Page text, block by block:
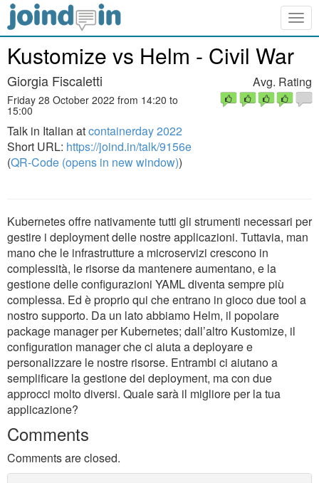
Kustomize vs Helm - Civil War
Giorgia Fiscaletti
Friday 28 October 2022 from 14:20 to
15:00
Talk in Italian atcontainerday 2022
Short URL: https://joind.in/talk/9156e
(QR-Code (opens in new window))
Avg. Rating
Kubernetes offre nativamente tutti gli strumenti necessari per
gestire i deployment delle nostre applicazioni. Tuttavia, man
mano che le infrastrutture a microservizi crescono in
complessità, le risorse da mantenere aumentano, e la
gestione delle configurazioni YAML diventa sempre più
complessa. Ed è proprio qui che entrano in gioco due tool a
nostro supporto. Da un lato abbiamo Helm, il popolare
package manager per Kubernetes; dall’altro Kustomize, il
configuration manager che ci aiuta a deployare e
personalizzare le nostre risorse. Entrambi ci aiutano a
semplificare la gestione dei deployment, ma con due
approcci molto diversi. Quale sarà il migliore per la tua
applicazione?
Comments
Comments are closed.